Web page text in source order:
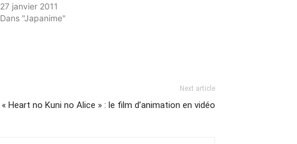
27 janvier 2011
Dans "Japanime"
Next article
« Heart no Kuni no Alice » : le film d’animation en vidéo